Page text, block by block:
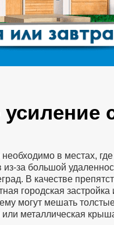
в местах, где
за большой
В качестве
городская застройка
могут мешать
металлическая